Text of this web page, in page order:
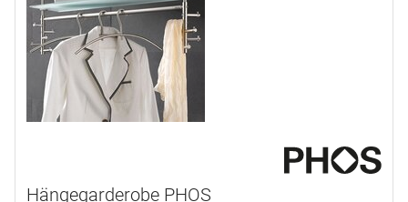
Hängegarderobe PHOS